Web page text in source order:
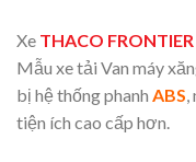
Xe THACO
Mẫu xe tải Van máy
bị hệ thống phanh ABS
tiện ích cao cấp hơn.